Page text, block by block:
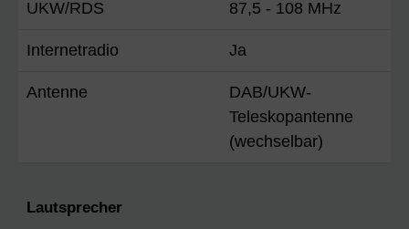
UKW/RDS 87,5 - 108 MHz
Internetradio Ja
Antenne
DAB/UKW-
Teleskopantenne
(wechselbar)
Lautsprecher